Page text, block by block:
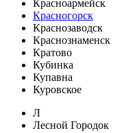
Красноармейск
Красногорск
Краснозаводск
Краснознаменск
Кратово
Кубинка
Купавна
Куровское
Л
Лесной Городок